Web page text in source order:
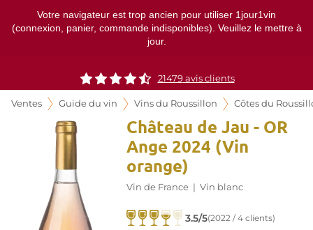
Votre navigateur est trop ancien pour utiliser 1jour1vin
(connexion, panier, commande indisponibles). Veuillez le mettre à
jour.
21479avis clients
Ventes Guide du vin Vins du Roussillon Côtes du
Château de Jau - OR
Ange 2024 (Vin
orange)
Vin de France | Vin blanc
3.5/5(2022 / 4 clients)